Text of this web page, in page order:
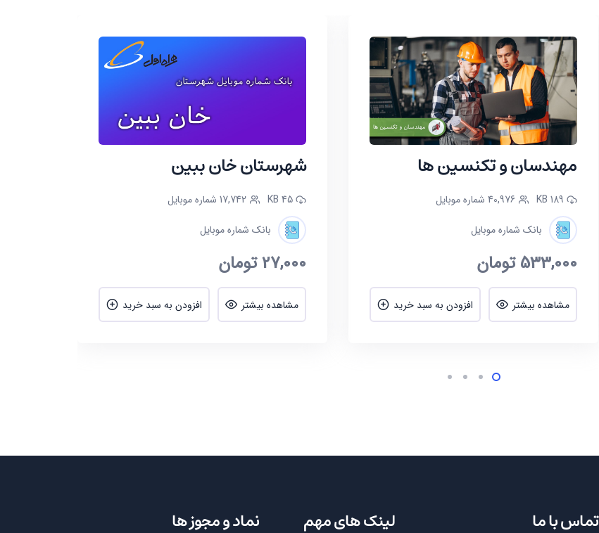
مهندسان و تکنسین ها
189 KB
40,976 شماره موبایل
بانک شماره موبایل
533,000تومان
مشاهده بیشتر افزودن به سبد خرید
شهرستان خان ببین
45 KB
17,742 شماره موبایل
بانک شماره موبایل
27,000تومان
مشاهده بیشتر افزودن به سبد خرید
تماس با ما لینک های مهم نماد و مجوز ها